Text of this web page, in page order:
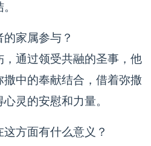
家属参与？
通过领受共融的圣事，他
中的奉献结合，借着弥撒
灵的安慰和力量。
方面有什么意义？